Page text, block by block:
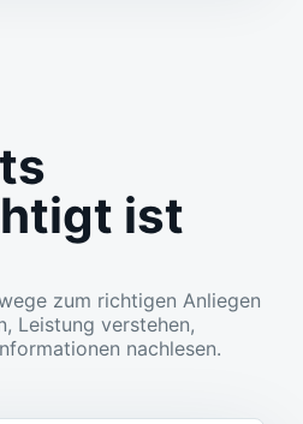
ist
zum richtigen Anliegen
Leistung verstehen,
nachlesen.